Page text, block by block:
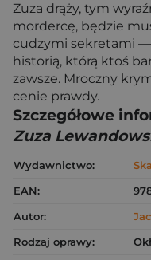
Zuza drąży, tym
mordercę, będzie
cudzymi sekretami —
historią, którą ktoś
zawsze. Mroczny
cenie prawdy.
Szczegółowe
Zuza
Wydawnictwo:
EAN:
Autor:
Rodzaj oprawy: